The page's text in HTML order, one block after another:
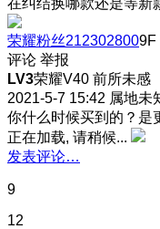
荣耀粉丝2123028009F
评论 举报
LV3荣耀V40 前所未感
2021-5-7 15:42 属地未
你什么时候买到的？是
正在加载, 请稍候...
发表评论…
9
12